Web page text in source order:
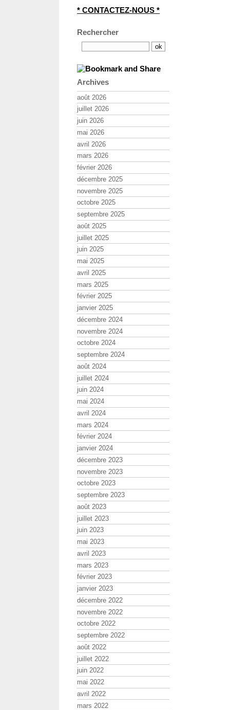
* CONTACTEZ-NOUS *
Rechercher
Archives
août 2026
juillet 2026
juin 2026
mai 2026
avril 2026
mars 2026
février 2026
décembre 2025
novembre 2025
octobre 2025
septembre 2025
août 2025
juillet 2025
juin 2025
mai 2025
avril 2025
mars 2025
février 2025
janvier 2025
décembre 2024
novembre 2024
octobre 2024
septembre 2024
août 2024
juillet 2024
juin 2024
mai 2024
avril 2024
mars 2024
février 2024
janvier 2024
décembre 2023
novembre 2023
octobre 2023
septembre 2023
août 2023
juillet 2023
juin 2023
mai 2023
avril 2023
mars 2023
février 2023
janvier 2023
décembre 2022
novembre 2022
octobre 2022
septembre 2022
août 2022
juillet 2022
juin 2022
mai 2022
avril 2022
mars 2022